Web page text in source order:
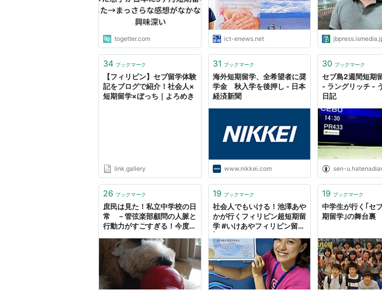
togetter.com ict-enews.net
34 ブックマーク
【フィリピン】セブ留学体験
記をブログで紹介！社会人×
短期留学×ぼっち｜よろめき
link.gallery
31 ブックマーク
海外短期留学、全希望者に奨
学金 秋入学を後押し - 日本
経済新聞
www.nikkei.com
30 ブックマーク
セブ島2週間短期
- ラングリッチ -
日記
sen-
26 ブックマーク
庶民は見た！私立中学校の日
常 －管弦楽部顧問の人脈と
行動力がすごすぎる！今度は
ゃうの？！－ - 実録！平凡社
員が１億円貯蓄を目指す奮闘
19 ブックマーク
社会人でもいける！池澤あや
かが行くフィリピン超短期留
学 #いけあやフィリピン留学
19 ブックマーク
中学生が行く｢セ
期留学｣の舞台裏